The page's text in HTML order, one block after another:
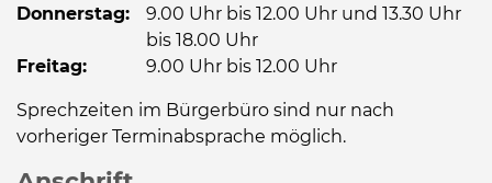
Donnerstag: 9.00 Uhr bis 12.00 Uhr und 13.30 Uhr
bis 18.00 Uhr
Freitag:
9.00 Uhr bis 12.00 Uhr
Sprechzeiten im Bürgerbüro sind nur nach
vorheriger Terminabsprache möglich.